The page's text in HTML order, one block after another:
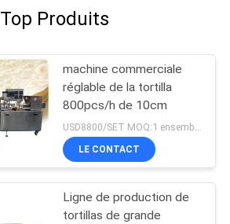
Top Produits
machine commerciale
réglable de la tortilla
800pcs/h de 10cm
USD8800/SET MOQ:1 ensemble
LE CONTACT
Ligne de production de
tortillas de grande